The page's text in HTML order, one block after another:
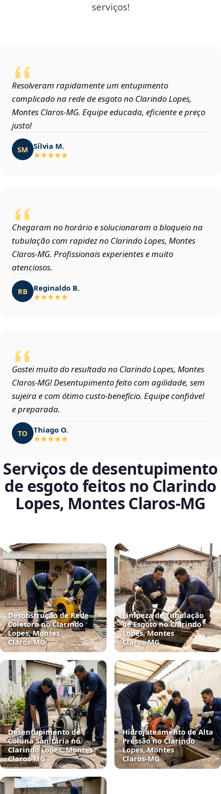
serviços!
Resolveram rapidamente um entupimento
complicado na rede de esgoto no Clarindo Lopes,
Montes Claros‑MG. Equipe educada, eficiente e preço
justo!
SM Sílvia M.
Chegaram no horário e solucionaram o bloqueio na
tubulação com rapidez no Clarindo Lopes, Montes
Claros‑MG. Profissionais experientes e muito
atenciosos.
RB Reginaldo B.
Gostei muito do resultado no Clarindo Lopes, Montes
Claros‑MG! Desentupimento feito com agilidade, sem
sujeira e com ótimo custo-benefício. Equipe confiável
e preparada.
TO Thiago O.
Serviços de desentupimento
de esgoto feitos no Clarindo
Lopes, Montes Claros‑MG
Desobstrução de Rede
Coletora no Clarindo
Lopes, Montes
Claros‑MG
Limpeza de Tubulação
de Esgoto no Clarindo
Lopes, Montes
Claros‑MG
Desentupimento de
Coluna Sanitária no
Clarindo Lopes, Montes
Claros‑MG
Hidrojateamento de Alta
Pressão no Clarindo
Lopes, Montes
Claros‑MG